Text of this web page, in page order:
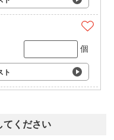
個
ト
てください